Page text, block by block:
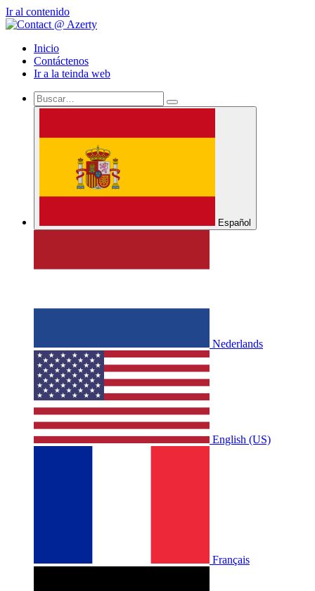
Ir al contenido
Inicio
Contáctenos
Ir a la teinda web
Español
Nederlands
English (US)
Français